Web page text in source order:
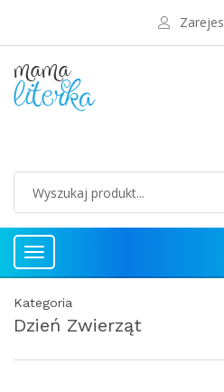
Toggle
navigation
Kategoria
Dzień Zwierząt